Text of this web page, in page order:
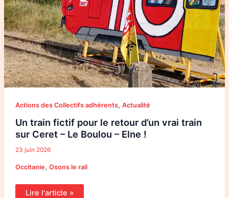
Actions des Collectifs adhérents, Actualité
Un train fictif pour le retour d’un vrai train
sur Ceret – Le Boulou – Elne !
23 juin 2026
Occitanie, Osons le rail
Lire l'article »